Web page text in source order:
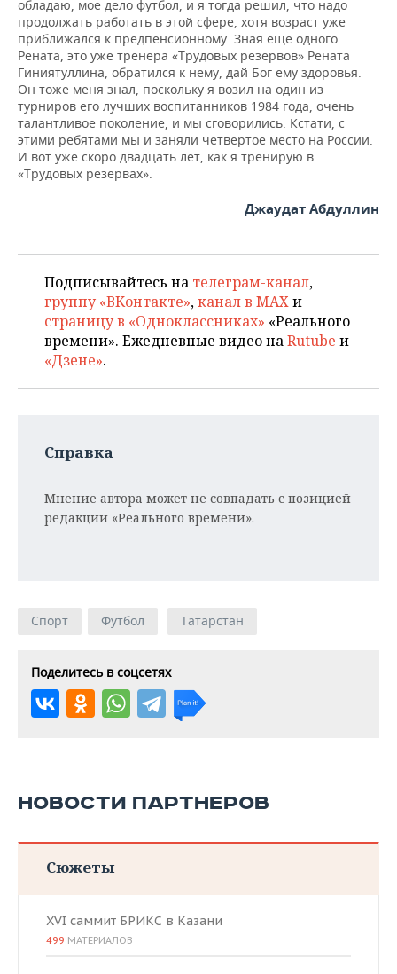
обладаю, мое дело футбол, и я тогда решил, что надо
продолжать работать в этой сфере, хотя возраст уже
приближался к предпенсионному. Зная еще одного
Рената, это уже тренера «Трудовых резервов» Рената
Гиниятуллина, обратился к нему, дай Бог ему здоровья.
Он тоже меня знал, поскольку я возил на один из
турниров его лучших воспитанников 1984 года, очень
талантливое поколение, и мы сговорились. Кстати, с
этими ребятами мы и заняли четвертое место на России.
И вот уже скоро двадцать лет, как я тренирую в
«Трудовых резервах».
Джаудат Абдуллин
Подписывайтесь на телеграм-канал,
группу «ВКонтакте»,канал в MAXи
страницу в «Одноклассниках» «Реального
времени». Ежедневные видео наRutube и
«Дзене».
Справка
Мнение автора может не совпадать с позицией
редакции «Реального времени».
Спорт Футбол Татарстан
Поделитесь в соцсетях
НОВОСТИ ПАРТНЕРОВ
Сюжеты
XVI саммит БРИКС в Казани
499 МАТЕРИАЛОВ